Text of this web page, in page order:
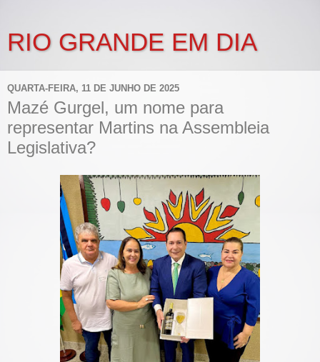
RIO GRANDE EM DIA
QUARTA-FEIRA, 11 DE JUNHO DE 2025
Mazé Gurgel, um nome para
representar Martins na Assembleia
Legislativa?